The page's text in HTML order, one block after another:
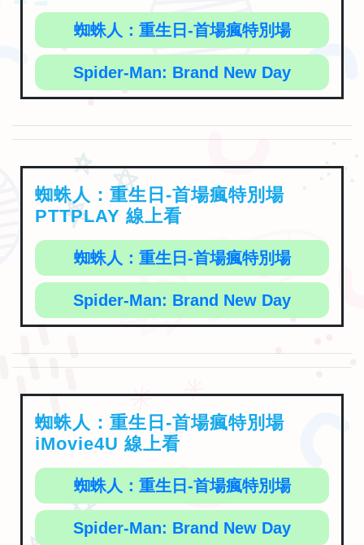
蜘蛛人：重生日-首場瘋特別場
Spider-Man: Brand New Day
蜘蛛人：重生日-首場瘋特別場
PTTPLAY 線上看
蜘蛛人：重生日-首場瘋特別場
Spider-Man: Brand New Day
蜘蛛人：重生日-首場瘋特別場
iMovie4U 線上看
蜘蛛人：重生日-首場瘋特別場
Spider-Man: Brand New Day